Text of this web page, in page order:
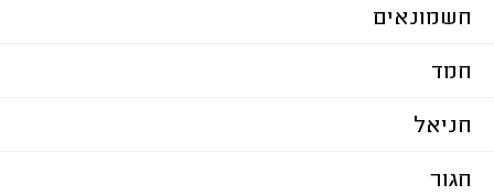
חשמונאים
חמד
חניאל
חגור